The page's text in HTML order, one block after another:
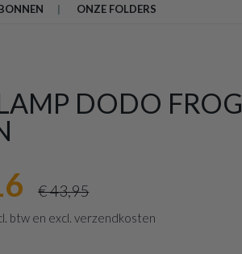
ONZE FOLDERS
DODO FROG
€ 43,95
btw en excl. verzendkosten